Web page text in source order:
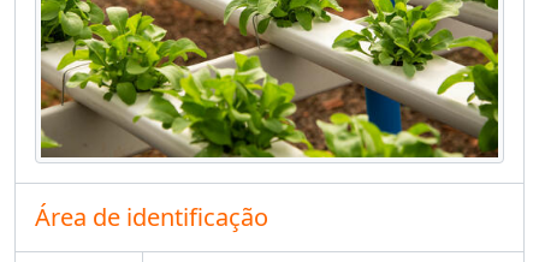
Área de identificação